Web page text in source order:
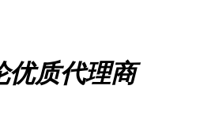
优质代理商